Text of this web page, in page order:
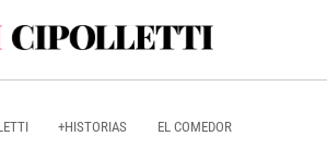
+HISTORIAS EL COMEDOR